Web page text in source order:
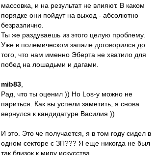
массовка, и на результат не влияют. В каком
порядке они пойдут на выход - абсолютно
безразлично.
Ты же раздуваешь из этого целую проблему.
Уже в полемическом запале договорился до
того, что нам именно Эберта не хватило для
побед на лошадьми и дагами.
mib83
Рад, что ты оценил )) Но Los-у можно не
париться. Как вы успели заметить, я снова
вернулся к кандидатуре Василия ))
И это. Это че получается, я в том году сидел в
одном секторе с ЗП??? Я еще никогда не был
так близок к миру искусства...